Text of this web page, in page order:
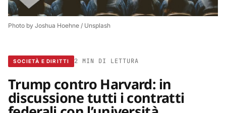
Photo by Joshua Hoehne / Unsplash
SOCIETÀ E DIRITTI 2 MIN DI LETTURA
Trump contro Harvard: in
discussione tutti i contratti